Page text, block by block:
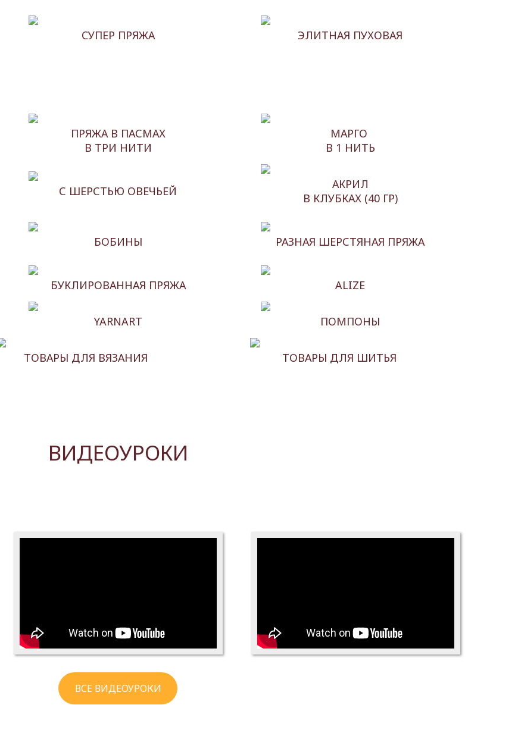
CУПЕР ПРЯЖА ЭЛИТНАЯ ПУХОВАЯ
ПРЯЖА В ПАСМАХ
В ТРИ НИТИ
МАРГО
В 1 НИТЬ
С ШЕРСТЬЮ ОВЕЧЬЕЙ
АКРИЛ
В КЛУБКАХ (40 ГР)
БОБИНЫ РАЗНАЯ ШЕРСТЯНАЯ ПРЯЖА
БУКЛИРОВАННАЯ ПРЯЖА ALIZE
YARNART ПОМПОНЫ
ТОВАРЫ ДЛЯ ВЯЗАНИЯ ТОВАРЫ ДЛЯ ШИТЬЯ
ВИДЕОУРОКИ
ВСЕ ВИДЕОУРОКИ